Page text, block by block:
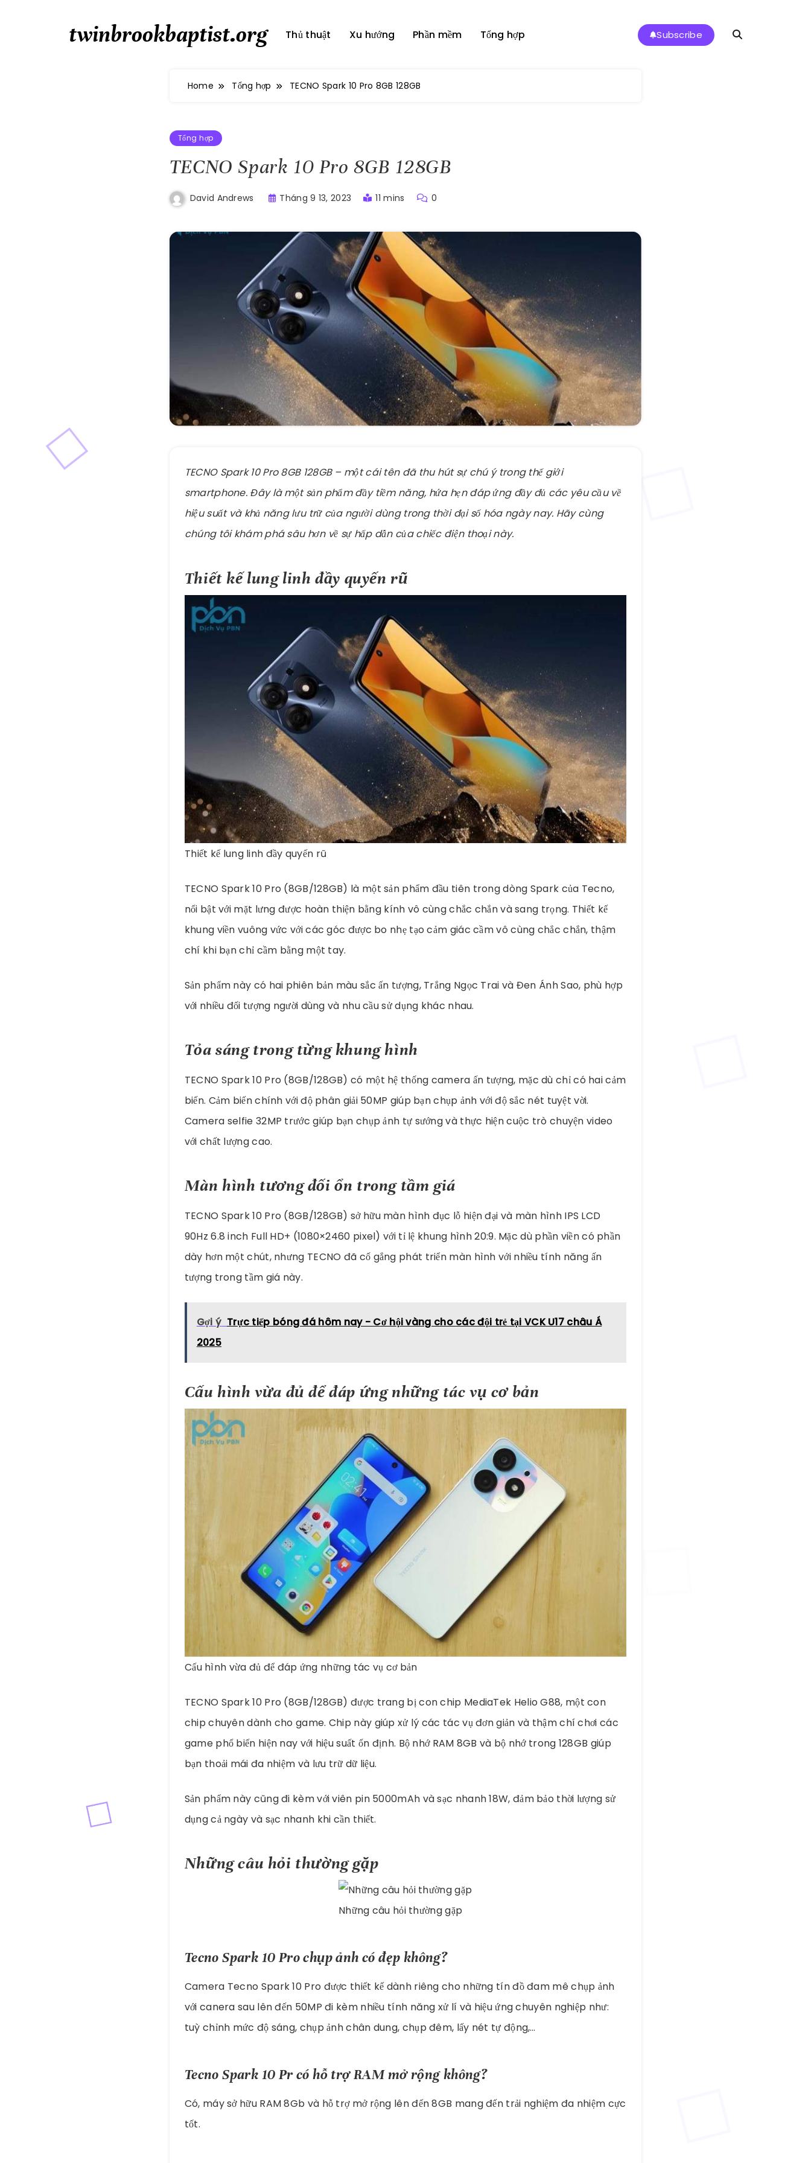
twinbrookbaptist.org Thủ thuật Xu hướng Phần mềm Tổng hợp Subscribe
Home Tổng hợp TECNO Spark 10 Pro 8GB 128GB
Tổng hợp
TECNO Spark 10 Pro 8GB 128GB
David Andrews Tháng 9 13, 2023 11 mins 0
TECNO Spark 10 Pro 8GB 128GB – một cái tên đã thu hút sự chú ý trong thế giới
smartphone. Đây là một sản phẩm đầy tiềm năng, hứa hẹn đáp ứng đầy đủ các yêu cầu về
hiệu suất và khả năng lưu trữ của người dùng trong thời đại số hóa ngày nay. Hãy cùng
chúng tôi khám phá sâu hơn về sự hấp dẫn của chiếc điện thoại này.
Thiết kế lung linh đầy quyến rũ
Thiết kế lung linh đầy quyến rũ
TECNO Spark 10 Pro (8GB/128GB) là một sản phẩm đầu tiên trong dòng Spark của Tecno,
nổi bật với mặt lưng được hoàn thiện bằng kính vô cùng chắc chắn và sang trọng. Thiết kế
khung viền vuông vức với các góc được bo nhẹ tạo cảm giác cầm vô cùng chắc chắn, thậm
chí khi bạn chỉ cầm bằng một tay.
Sản phẩm này có hai phiên bản màu sắc ấn tượng, Trắng Ngọc Trai và Đen Ánh Sao, phù hợp
với nhiều đối tượng người dùng và nhu cầu sử dụng khác nhau.
Tỏa sáng trong từng khung hình
TECNO Spark 10 Pro (8GB/128GB) có một hệ thống camera ấn tượng, mặc dù chỉ có hai cảm
biến. Cảm biến chính với độ phân giải 50MP giúp bạn chụp ảnh với độ sắc nét tuyệt vời.
Camera selfie 32MP trước giúp bạn chụp ảnh tự sướng và thực hiện cuộc trò chuyện video
với chất lượng cao.
Màn hình tương đối ổn trong tầm giá
TECNO Spark 10 Pro (8GB/128GB) sở hữu màn hình đục lỗ hiện đại và màn hình IPS LCD
90Hz 6.8 inch Full HD+ (1080×2460 pixel) với tỉ lệ khung hình 20:9. Mặc dù phần viền có phần
dày hơn một chút, nhưng TECNO đã cố gắng phát triển màn hình với nhiều tính năng ấn
tượng trong tầm giá này.
Gợi ý Trực tiếp bóng đá hôm nay - Cơ hội vàng cho các đội trẻ tại VCK U17 châu Á
2025
Cấu hình vừa đủ để đáp ứng những tác vụ cơ bản
Cấu hình vừa đủ để đáp ứng những tác vụ cơ bản
TECNO Spark 10 Pro (8GB/128GB) được trang bị con chip MediaTek Helio G88, một con
chip chuyên dành cho game. Chip này giúp xử lý các tác vụ đơn giản và thậm chí chơi các
game phổ biến hiện nay với hiệu suất ổn định. Bộ nhớ RAM 8GB và bộ nhớ trong 128GB giúp
bạn thoải mái đa nhiệm và lưu trữ dữ liệu.
Sản phẩm này cũng đi kèm với viên pin 5000mAh và sạc nhanh 18W, đảm bảo thời lượng sử
dụng cả ngày và sạc nhanh khi cần thiết.
Những câu hỏi thường gặp
Những câu hỏi thường gặp
Tecno Spark 10 Pro chụp ảnh có đẹp không?
Camera Tecno Spark 10 Pro được thiết kế dành riêng cho những tín đồ đam mê chụp ảnh
với canera sau lên đến 50MP đi kèm nhiều tính năng xử lí và hiệu ứng chuyên nghiệp như:
tuỳ chỉnh mức độ sáng, chụp ảnh chân dung, chụp đêm, lấy nét tự động,…
Tecno Spark 10 Pr có hỗ trợ RAM mở rộng không?
Có, máy sở hữu RAM 8Gb và hỗ trợ mở rộng lên đến 8GB mang đến trải nghiệm đa nhiệm cực
tốt.